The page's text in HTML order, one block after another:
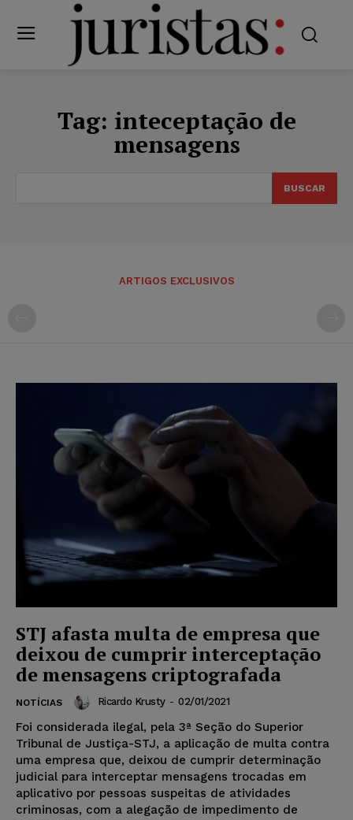
Tag: inteceptação de
mensagens
BUSCAR
ARTIGOS EXCLUSIVOS
STJ afasta multa de empresa que
deixou de cumprir interceptação
de mensagens criptografada
NOTÍCIAS Ricardo Krusty - 02/01/2021
Foi considerada ilegal, pela 3ª Seção do Superior
Tribunal de Justiça-STJ, a aplicação de multa contra
uma empresa que, deixou de cumprir determinação
judicial para interceptar mensagens trocadas em
aplicativo por pessoas suspeitas de atividades
criminosas, com a alegação de impedimento de